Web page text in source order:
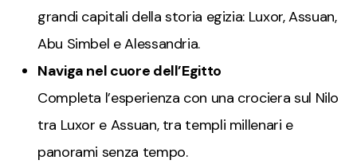
grandi capitali della storia egizia: Luxor, Assuan,
Abu Simbel e Alessandria.
Naviga nel cuore dell’Egitto
Completa l’esperienza con una crociera sul Nilo
tra Luxor e Assuan, tra templi millenari e
panorami senza tempo.